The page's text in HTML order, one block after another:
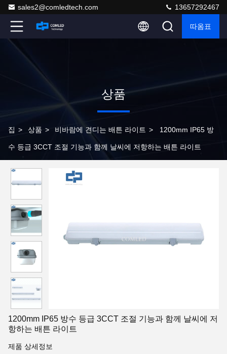
sales2@comledtech.com 13657292467
따옴표
상품
집 > 상품 > 비바람에 견디는 배튼 라이트 > 1200mm IP65 방
수 등급 3CCT 조절 기능과 함께 날씨에 저항하는 배튼 라이트
1200mm IP65 방수 등급 3CCT 조절 기능과 함께 날씨에 저
항하는 배튼 라이트
제품 상세정보